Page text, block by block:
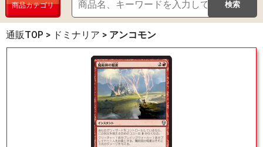
商品カテゴリ
通販TOP > ドミナリア > アンコモン